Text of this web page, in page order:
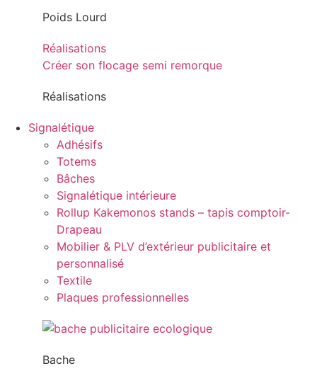
Poids Lourd
Réalisations
Créer son flocage semi remorque
Réalisations
Signalétique
Adhésifs
Totems
Bâches
Signalétique intérieure
Rollup Kakemonos stands – tapis comptoir-
Drapeau
Mobilier & PLV d’extérieur publicitaire et
personnalisé
Textile
Plaques professionnelles
Bache